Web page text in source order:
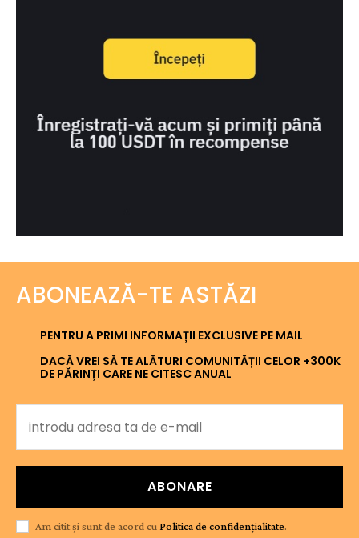
ABONEAZĂ-TE ASTĂZI
PENTRU A PRIMI INFORMAȚII EXCLUSIVE PE MAIL
DACĂ VREI SĂ TE ALĂTURI COMUNITĂȚII CELOR +300K
DE PĂRINȚI CARE NE CITESC ANUAL
ABONARE
Am citit și sunt de acord cuPolitica de confidențialitate.